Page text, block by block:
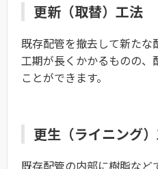
更新（取替）工法
既存配管を撤去して新たな
工期が長くかかるものの、
ことができます。
更生（ライニング
既存配管の内部に樹脂な